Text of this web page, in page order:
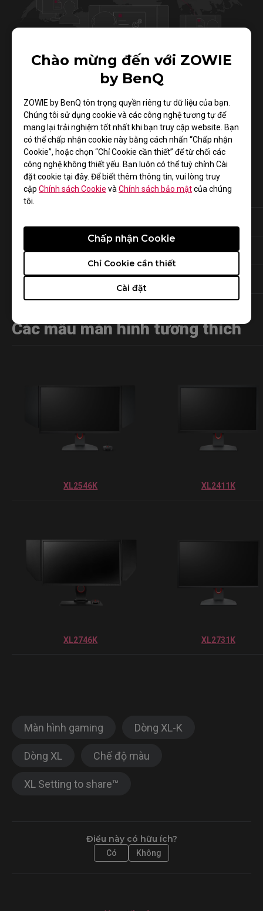
Chào mừng đến với ZOWIE
by BenQ
ZOWIE by BenQ tôn trọng quyền riêng tư dữ liệu của bạn.
Chúng tôi sử dụng cookie và các công nghệ tương tự để
mang lại trải nghiệm tốt nhất khi bạn truy cập website. Bạn
có thể chấp nhận cookie này bằng cách nhấn “Chấp nhận
Cookie”, hoặc chọn “Chỉ Cookie cần thiết” để từ chối các
công nghệ không thiết yếu. Bạn luôn có thể tuỳ chỉnh Cài
đặt cookie tại đây. Để biết thêm thông tin, vui lòng truy
cập Chính sách Cookie và Chính sách bảo mậtcủa chúng
tôi.
Cài đặt
Chỉ Cookie cần thiết
Chấp nhận Cookie
Chế độ Valorant, Chế độ APEX, Chế độ PUBG, Chế
độ R6 và Chế độ CoDWZ S3 là những cài đặt video
được tối ưu hóa cho các tựa Game được đề cập và
không đảm bảo nâng cao hiệu suất.
R6 MODE TARKOV MODE
COD VANGUARD MODE COD WZ S3 MODE
Các mẫu màn hình tương thích
XL2546K XL2411K
XL2746K XL2731K
Màn hình gaming Dòng XL-K
Dòng XL Chế độ màu
XL Setting to share™
Điều này có hữu ích?
Có Không